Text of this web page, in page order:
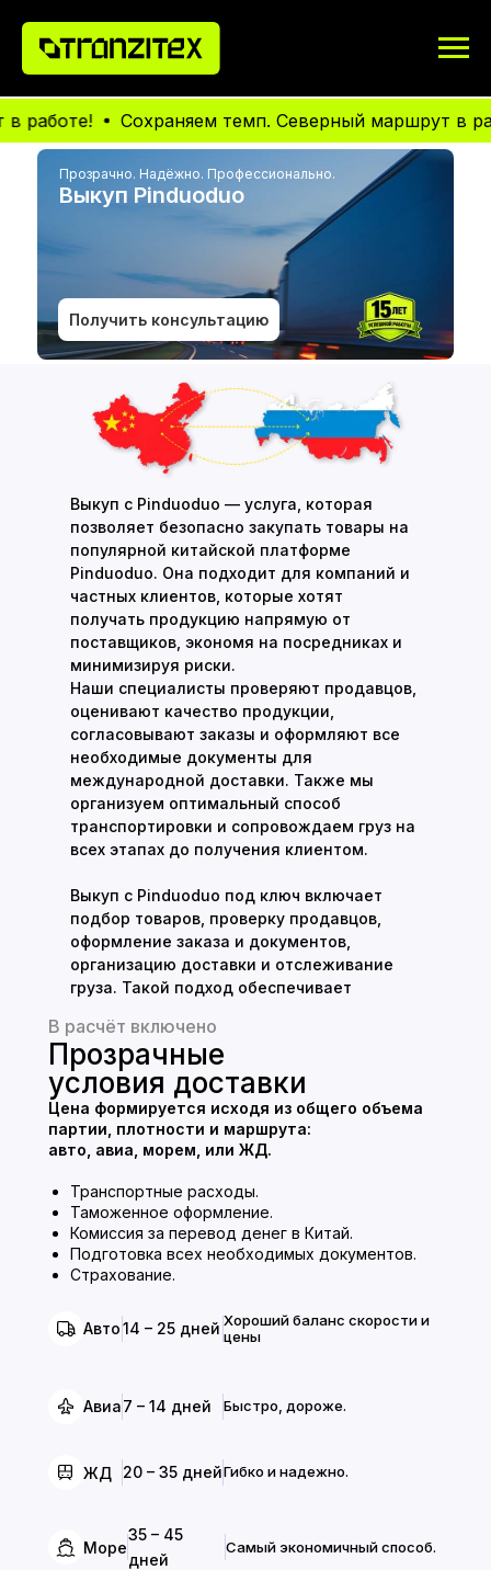
Сохраняем темп. Северный маршрут в работе!
Получить консультацию
Прозрачно. Надёжно. Профессионально.
Выкуп Pinduoduo
Выкуп с Pinduoduo — услуга, которая
позволяет безопасно закупать товары на
популярной китайской платформе
Pinduoduo. Она подходит для компаний и
частных клиентов, которые хотят
получать продукцию напрямую от
поставщиков, экономя на посредниках и
минимизируя риски.
Наши специалисты проверяют продавцов,
оценивают качество продукции,
согласовывают заказы и оформляют все
необходимые документы для
международной доставки. Также мы
организуем оптимальный способ
транспортировки и сопровождаем груз на
всех этапах до получения клиентом.
Выкуп с Pinduoduo под ключ включает
подбор товаров, проверку продавцов,
оформление заказа и документов,
организацию доставки и отслеживание
груза. Такой подход обеспечивает
закупки товаров из Китая для вашего
бизнеса.
В расчёт включено
Прозрачные
условия доставки
Цена формируется исходя из общего объема
партии, плотности и маршрута:
авто, авиа, морем, или ЖД.
Транспортные расходы.
Таможенное оформление.
Комиссия за перевод денег в Китай.
Подготовка всех необходимых документов.
Страхование.
Авто14 – 25 дней Хороший баланс скорости и
цены
Авиа7 – 14 дней Быстро, дороже.
ЖД 20 – 35 днейГибко и надежно.
Море
35 – 45
дней
Самый экономичный способ.